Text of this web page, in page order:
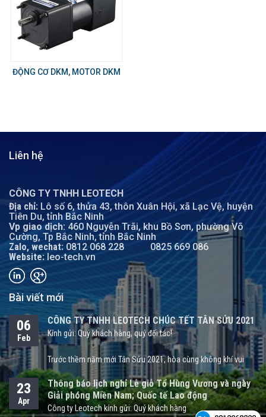
ĐỘNG CƠ DKM, MOTOR DKM
Liên hệ
CÔNG TY TNHH LEOTECH
Địa chỉ: Lô số 6, thửa 43, thôn Xuân Hội, xã Lạc Vệ, huyện
Tiên Du, tỉnh Bắc Ninh
Vp giao dịch: 460 Nguyễn Trãi, khu Bồ Sơn, phường Võ
Cường, Tp Bắc Ninh, tỉnh Bắc Ninh
Zalo, wechat: 0812 068 228
0825 669 086
Website: leo-tech.vn
Bài viết mới
06
Feb
CÔNG TY TNHH LEOTECH CHÚC TẾT TÂN SỬU 2021
Kính gửi: Quý khách hàng, quý đối tác!
Trước thềm năm mới Tân Sửu 2021, hòa cùng không khí vui
tươi, nồng ấm và háo hức đón chào một năm mới, Công ty
TNHH LEOTECH xin kính chúc quý khách hàng, quý đối tác một
năm mới sức khỏe, hạnh phúc bên gia đình và người thân.
23
Apr
Thông báo lịch nghỉ Lễ giỗ Tổ Hùng Vương và ngày
Giải phóng Miền Nam; Quốc tế Lao động
Công ty Leotech kính gửi: Quý khách hàng